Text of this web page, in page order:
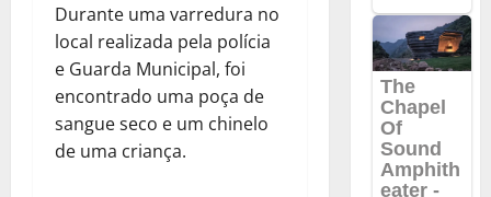
Durante uma varredura no
local realizada pela polícia
e Guarda Municipal, foi
encontrado uma poça de
sangue seco e um chinelo
de uma criança.